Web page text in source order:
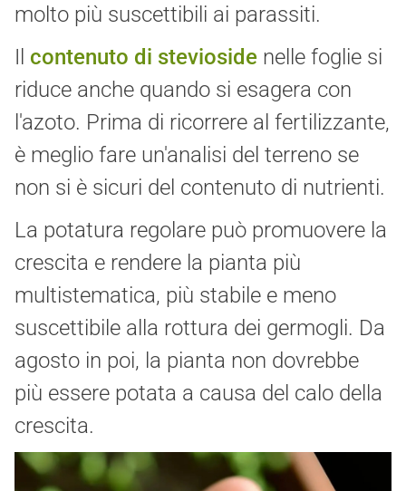
molto più suscettibili ai parassiti.
Il contenuto di stevioside nelle foglie si
riduce anche quando si esagera con
l'azoto. Prima di ricorrere al fertilizzante,
è meglio fare un'analisi del terreno se
non si è sicuri del contenuto di nutrienti.
La potatura regolare può promuovere la
crescita e rendere la pianta più
multistematica, più stabile e meno
suscettibile alla rottura dei germogli. Da
agosto in poi, la pianta non dovrebbe
più essere potata a causa del calo della
crescita.